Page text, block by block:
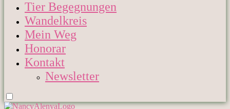
Tier Begegnungen
Wandelkreis
Mein Weg
Honorar
Kontakt
Newsletter